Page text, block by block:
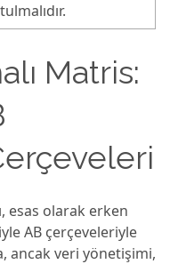
Matris:
esas olarak erken
AB çerçeveleriyle
ancak veri yönetişimi,